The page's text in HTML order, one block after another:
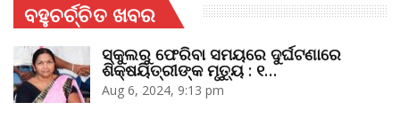
ବହୁଚର୍ଚ୍ଚିତ ଖବର
ସ୍କୁଲରୁ ଫେରିବା ସମୟରେ ଦୁର୍ଘଟଣାରେ
ଶିକ୍ଷୟିତ୍ରୀଙ୍କ ମୃତ୍ୟୁ : ୧…
Aug 6, 2024, 9:13 pm